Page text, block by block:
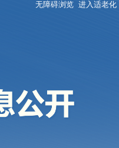
无障碍浏览 进入适老化